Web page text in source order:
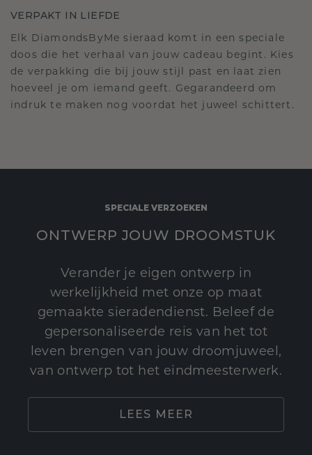
VERPAKT IN LIEFDE
Elk DiamondsByMe sieraad komt in een speciale
doos die het verhaal van jouw cadeau begint. Kies
de verpakking die bij jouw stijl past en laat zien
hoeveel je om iemand geeft. Gegarandeerd om
indruk te maken nog voordat het juweel schittert.
SPECIALE VERZOEKEN
ONTWERP JOUW DROOMSTUK
Verander je eigen ontwerp in
werkelijkheid met onze op maat
gemaakte sieradendienst. Beleef de
gepersonaliseerde reis van het tot
leven brengen van jouw droomjuweel,
van ontwerp tot het eindmeesterwerk.
LEES MEER